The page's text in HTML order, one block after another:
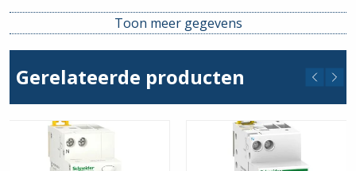
meerdraads
Afschakelkarakteristiek Onvertraagd
Beschermingsgraad (IP) IP20
Breedte in module-
Toon meer gegevens
Gerelateerde producten